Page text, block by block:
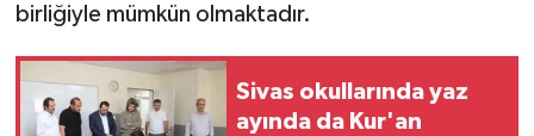
birliğiyle mümkün olmaktadır.
Sivas okullarında yaz
ayında da Kur'an